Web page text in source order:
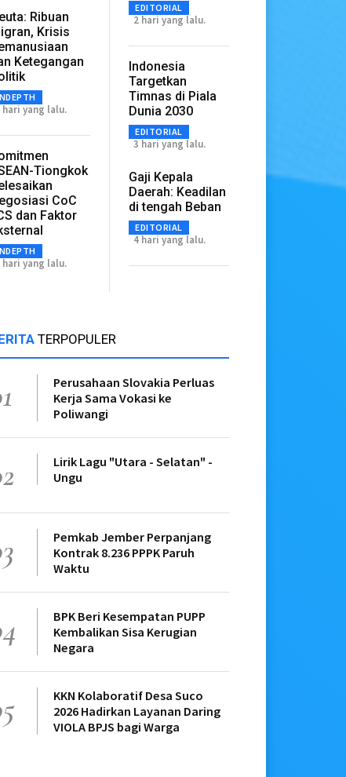
Ribuan
Krisis
Ketegangan
hari yang lalu.
Tiongkok
CoC
dan Faktor
hari yang lalu.
EDITORIAL
2 hari yang lalu.
Indonesia
Targetkan
Timnas di Piala
Dunia 2030
EDITORIAL
3 hari yang lalu.
Gaji Kepala
Daerah: Keadilan
di tengah Beban
EDITORIAL
4 hari yang lalu.
TERPOPULER
Perusahaan Slovakia Perluas
Kerja Sama Vokasi ke
Poliwangi
Lirik Lagu "Utara - Selatan" -
Ungu
Pemkab Jember Perpanjang
Kontrak 8.236 PPPK Paruh
Waktu
BPK Beri Kesempatan PUPP
Kembalikan Sisa Kerugian
Negara
KKN Kolaboratif Desa Suco
2026 Hadirkan Layanan Daring
VIOLA BPJS bagi Warga